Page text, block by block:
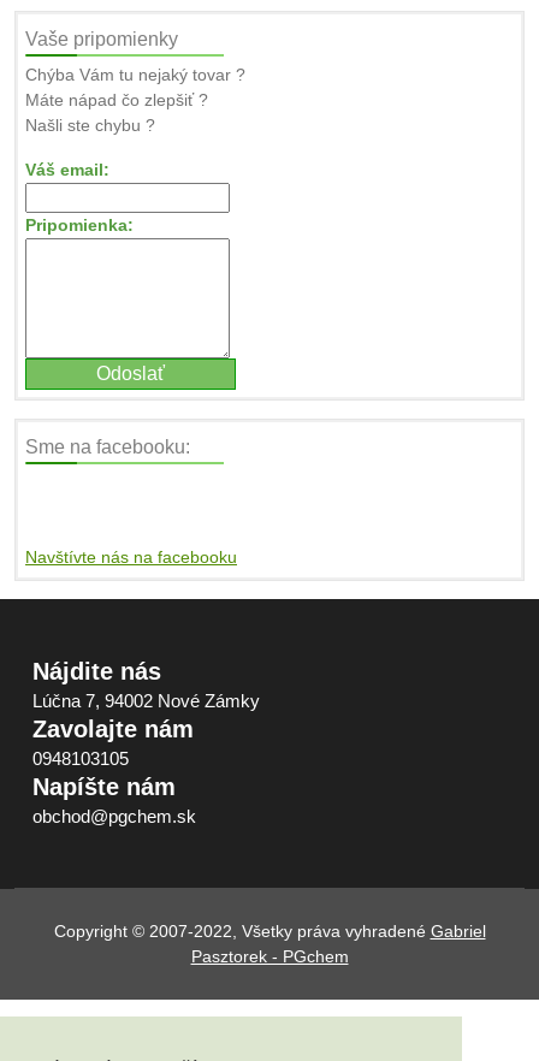
Vaše pripomienky
Chýba Vám tu nejaký tovar ?
Máte nápad čo zlepšiť ?
Našli ste chybu ?
Váš email:
Pripomienka:
Sme na facebooku:
Navštívte nás na facebooku
Nájdite nás
Lúčna 7, 94002 Nové Zámky
Zavolajte nám
0948103105
Napíšte nám
obchod@pgchem.sk
Copyright © 2007-2022, Všetky práva vyhradené Gabriel
Pasztorek - PGchem